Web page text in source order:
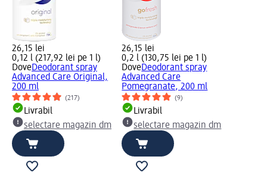
26,15 lei
0,12 l (217,92 lei pe 1 l)
DoveDeodorant spray
Advanced Care Original,
200 ml
(217)
Livrabil
selectare magazin dm
26,15 lei
0,2 l (130,75 lei pe 1 l)
DoveDeodorant spray
Advanced Care
Pomegranate, 200 ml
(9)
Livrabil
selectare magazin dm